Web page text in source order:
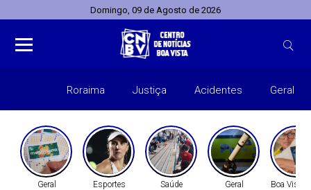
Domingo, 09 de Agosto de 2026
Roraima Justiça Acidentes Geral
Geral Esportes Saúde Geral Boa Vista -